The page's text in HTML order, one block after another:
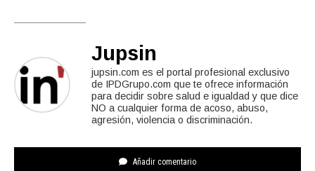
Jupsin
jupsin.com es el portal profesional exclusivo
de IPDGrupo.com que te ofrece información
para decidir sobre salud e igualdad y que dice
NO a cualquier forma de acoso, abuso,
agresión, violencia o discriminación.
Añadir comentario